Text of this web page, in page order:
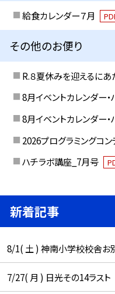
給食カレンダー７月
その他のお便り
R.８夏休みを迎えるにあ
8月イベントカレンダー
8月イベントカレンダー
2026プログラミングコン
ハチラボ講座_7月号
新着記事
8/1( 土 ) 神南小学校校舎お
7/27( 月 ) 日光その14ラスト